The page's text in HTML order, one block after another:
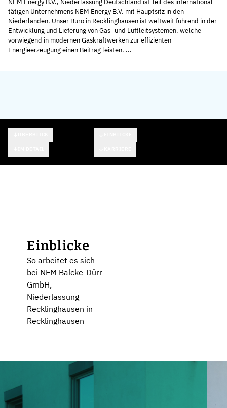
NEM Energy B.V., Niederlassung Deutschland ist Teil des international
tätigen Unternehmens NEM Energy B.V. mit Hauptsitz in den
Niederlanden. Unser Büro in Recklinghausen ist weltweit führend in der
Entwicklung und Lieferung von Gas- und Luftleitsystemen, welche
vorwiegend in modernen Gaskraftwerken zur effizienten
Energieerzeugung einen Beitrag leisten. ...
Einblicke
So arbeitet es sich
bei NEM Balcke-Dürr
GmbH,
Niederlassung
Recklinghausen in
Recklinghausen